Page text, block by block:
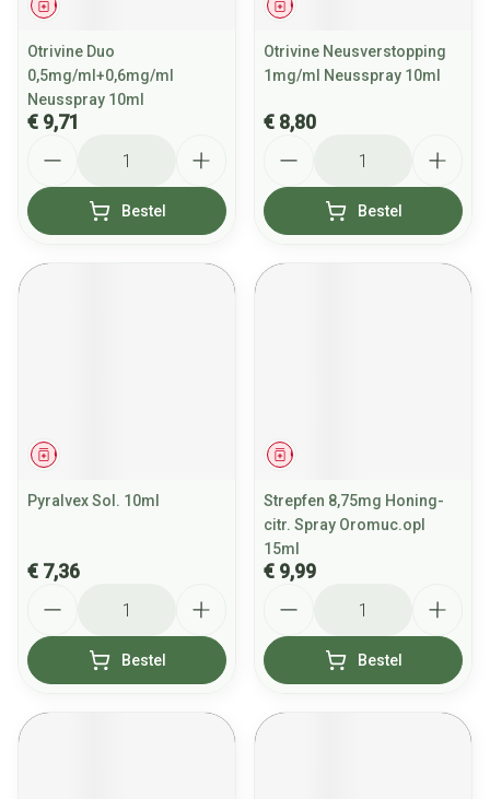
Geneesmiddel
Otrivine Duo
0,5mg/ml+0,6mg/ml
Neusspray 10ml
€ 9,71
Bestel
Geneesmiddel
Otrivine Neusverstopping
1mg/ml Neusspray 10ml
€ 8,80
Bestel
Geneesmiddel
Pyralvex Sol. 10ml
€ 7,36
Bestel
Geneesmiddel
Strepfen 8,75mg Honing-
citr. Spray Oromuc.opl
15ml
€ 9,99
Bestel